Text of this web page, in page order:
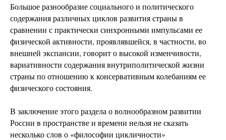
Большое разнообразие социального и политического
содержания различных циклов развития страны в
сравнении с практически синхронными импульсами ее
физической активности, проявлявшейся, в частности, во
внешней экспансии, говорит о высокой изменчивости,
вариативности содержания внутри­политической жизни
страны по отношению к консервативным колебаниям ее
физического состояния.
В заключение этого раздела о волнообразном развитии
России в пространстве и времени нельзя не сказать
несколько слов о «философии цикличности»